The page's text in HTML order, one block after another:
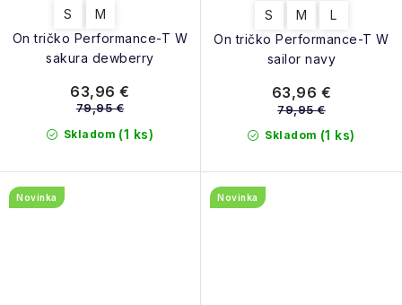
On tričko Performance-T W
sakura dewberry
S M
Skladom (1 ks)
63,96 €
79,95 €
On tričko Performance-T W
sailor navy
S M L
Skladom (1 ks)
63,96 €
79,95 €
Novinka Novinka